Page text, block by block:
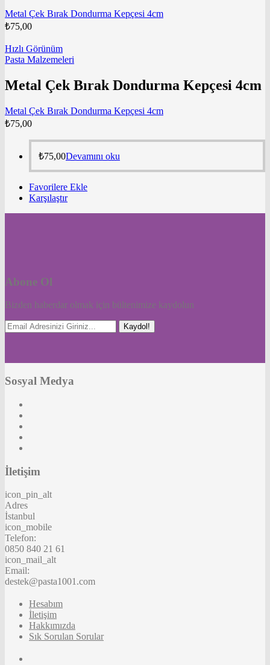
Metal Çek Bırak Dondurma Kepçesi 4cm
₺75,00
Hızlı Görünüm
Pasta Malzemeleri
Metal Çek Bırak Dondurma Kepçesi 4cm
Metal Çek Bırak Dondurma Kepçesi 4cm
₺75,00
₺75,00Devamını oku
Favorilere Ekle
Karşılaştır
Abone Ol
Bizden haberdar olmak için bültenimize kaydolun
Kaydol!
Sosyal Medya
İletişim
icon_pin_alt
Adres
İstanbul
icon_mobile
Telefon:
0850 840 21 61
icon_mail_alt
Email:
destek@pasta1001.com
Hesabım
İletişim
Hakkımızda
Sık Sorulan Sorular